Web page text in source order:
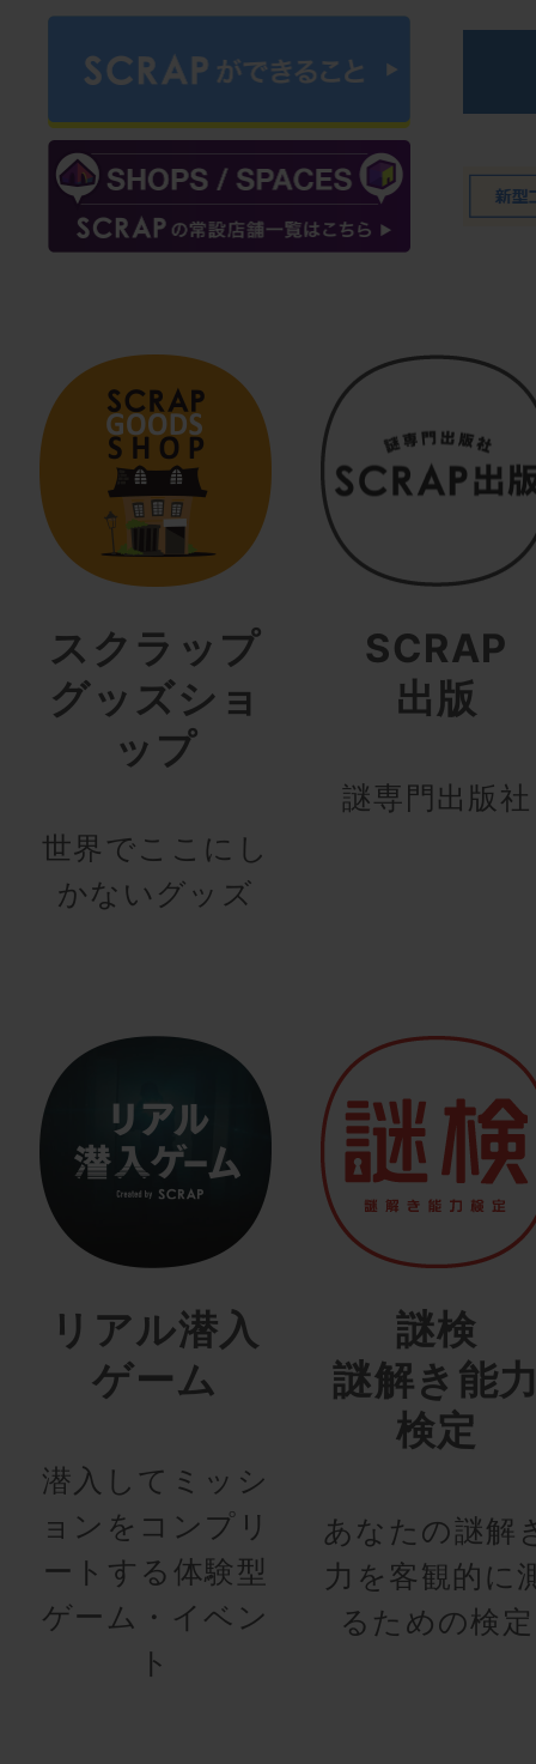
スクラップ
グッズショ
ップ
世界でここにし
かないグッズ
SCRAP
出版
謎専門出版社
リアル潜入
ゲーム
潜入してミッシ
ョンをコンプリ
ートする体験型
ゲーム・イベン
ト
謎検
謎解き能
検定
あなたの謎解
力を客観的に
るための検定